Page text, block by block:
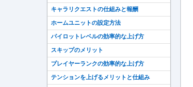
キャラリクエストの仕組みと報酬
ホームユニットの設定方法
パイロットレベルの効率的な上げ方
スキップのメリット
プレイヤーランクの効率的な上げ方
テンションを上げるメリットと仕組み